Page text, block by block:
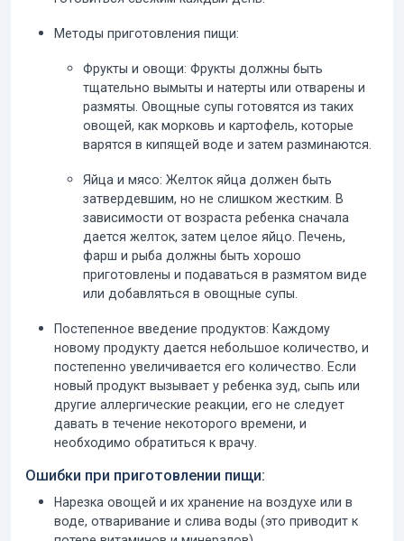
Методы приготовления пищи:
Фрукты и овощи: Фрукты должны быть
тщательно вымыты и натерты или отварены и
размяты. Овощные супы готовятся из таких
овощей, как морковь и картофель, которые
варятся в кипящей воде и затем разминаются.
Яйца и мясо: Желток яйца должен быть
затвердевшим, но не слишком жестким. В
зависимости от возраста ребенка сначала
дается желток, затем целое яйцо. Печень,
фарш и рыба должны быть хорошо
приготовлены и подаваться в размятом виде
или добавляться в овощные супы.
Постепенное введение продуктов: Каждому
новому продукту дается небольшое количество, и
постепенно увеличивается его количество. Если
новый продукт вызывает у ребенка зуд, сыпь или
другие аллергические реакции, его не следует
давать в течение некоторого времени, и
необходимо обратиться к врачу.
Ошибки при приготовлении пищи:
Нарезка овощей и их хранение на воздухе или в
воде, отваривание и слива воды (это приводит к